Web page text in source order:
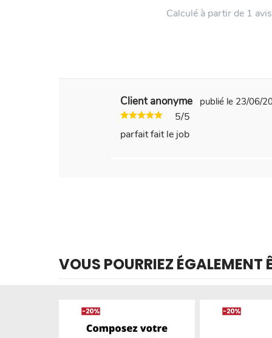
Calculé à partir de 1
Client anonyme publié le 23/06/
5/5
parfait fait le job
VOUS POURRIEZ ÉGALEMENT